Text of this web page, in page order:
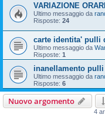
VARIAZIONE
Ultimo messaggio da
Risposte: 24
carte identita' pulli
Ultimo messaggio da
Risposte: 1
inanellamento
Ultimo messaggio da
Risposte: 6
Nuovo argomento
4